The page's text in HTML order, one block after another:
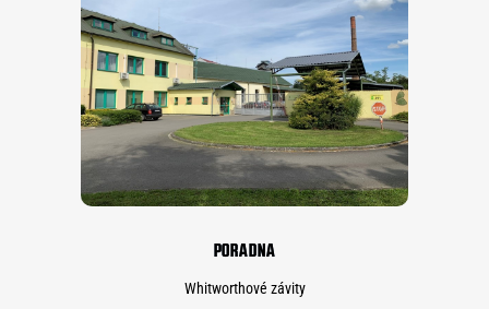
PORADNA
Whitworthové závity